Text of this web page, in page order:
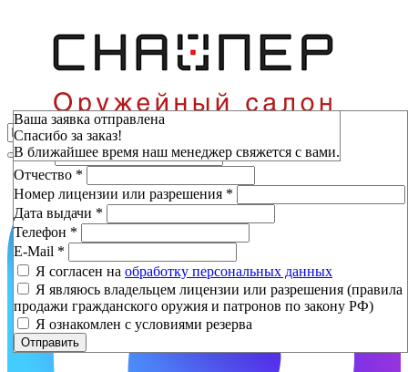
Зарезервировать
Фамилия*
Имя*
Отчество *
Номер лицензии или разрешения *
Дата выдачи *
Телефон *
E-Mail *
Я согласен на обработку персональных данных
Я являюсь владельцем лицензии или разрешения (правила
продажи гражданского оружия и патронов по закону РФ)
Я ознакомлен с условиями резерва
Отправить
Ваша заявка отправлена
Спасибо за заказ!
В ближайшее время наш менеджер свяжется с вами.